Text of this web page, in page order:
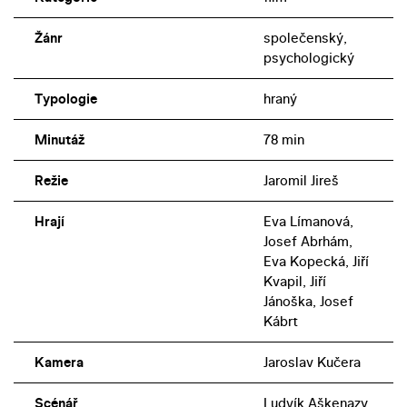
Žánr
společenský,
psychologický
Typologie hraný
Minutáž 78 min
Režie Jaromil Jireš
Hrají
Eva Límanová,
Josef Abrhám,
Eva Kopecká, Jiří
Kvapil, Jiří
Jánoška, Josef
Kábrt
Kamera Jaroslav Kučera